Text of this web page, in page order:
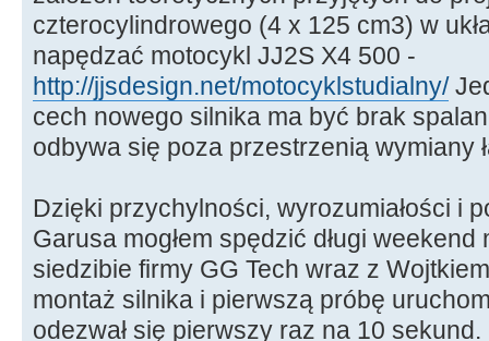
czterocylindrowego (4 x 125 cm3) w
napędzać motocykl JJ2S X4 500 -
http://jjsdesign.net/motocyklstudialny/
cech nowego silnika ma być brak
odbywa się poza przestrzenią wymiany
Dzięki przychylności, wyrozumiałości i
Garusa mogłem spędzić długi
siedzibie firmy GG Tech wraz z
montaż silnika i pierwszą próbę
odezwał się pierwszy raz na 10